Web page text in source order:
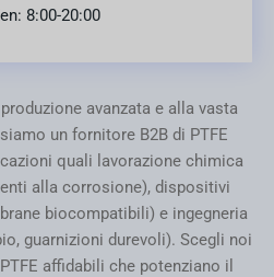
8:00-20:00
avanzata e alla vasta
un fornitore B2B di PTFE
quali lavorazione chimica
alla corrosione), dispositivi
biocompatibili) e ingegneria
guarnizioni durevoli). Scegli noi
affidabili che potenziano il